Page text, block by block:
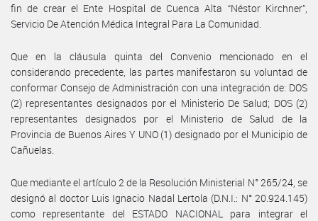
fin de crear el Ente Hospital de Cuenca Alta “Néstor Kirchner”,
Servicio De Atención Médica Integral Para La Comunidad.
Que en la cláusula quinta del Convenio mencionado en el
considerando precedente, las partes manifestaron su voluntad de
conformar Consejo de Administración con una integración de: DOS
(2) representantes designados por el Ministerio De Salud; DOS (2)
representantes designados por el Ministerio de Salud de la
Provincia de Buenos Aires Y UNO (1) designado por el Municipio de
Cañuelas.
Que mediante el artículo 2 de la Resolución Ministerial N° 265/24, se
designó al doctor Luis Ignacio Nadal Lertola (D.N.I.: N° 20.924.145)
como representante del ESTADO NACIONAL para integrar el